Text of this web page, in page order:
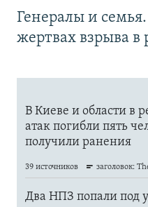
Генералы и
жертвах взрыва в